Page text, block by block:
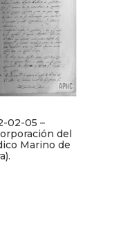
02-05 –
del
Marino de